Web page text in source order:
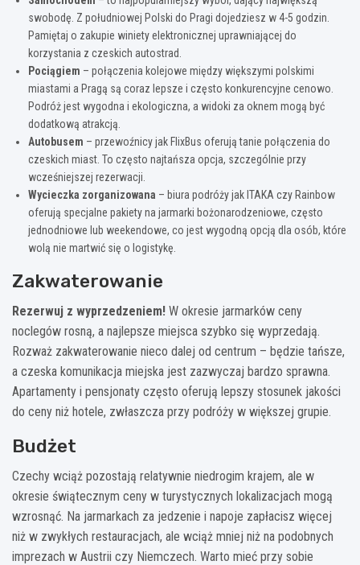
swobodę. Z południowej Polski do Pragi dojedziesz w 4-5 godzin.
Pamiętaj o zakupie winiety elektronicznej uprawniającej do
korzystania z czeskich autostrad.
Pociągiem – połączenia kolejowe między większymi polskimi
miastami a Pragą są coraz lepsze i często konkurencyjne cenowo.
Podróż jest wygodna i ekologiczna, a widoki za oknem mogą być
dodatkową atrakcją.
Autobusem – przewoźnicy jak FlixBus oferują tanie połączenia do
czeskich miast. To często najtańsza opcja, szczególnie przy
wcześniejszej rezerwacji.
Wycieczka zorganizowana – biura podróży jak ITAKA czy Rainbow
oferują specjalne pakiety na jarmarki bożonarodzeniowe, często
jednodniowe lub weekendowe, co jest wygodną opcją dla osób, które
wolą nie martwić się o logistykę.
Zakwaterowanie
Rezerwuj z wyprzedzeniem! W okresie jarmarków ceny
noclegów rosną, a najlepsze miejsca szybko się wyprzedają.
Rozważ zakwaterowanie nieco dalej od centrum – będzie tańsze,
a czeska komunikacja miejska jest zazwyczaj bardzo sprawna.
Apartamenty i pensjonaty często oferują lepszy stosunek jakości
do ceny niż hotele, zwłaszcza przy podróży w większej grupie.
Budżet
Czechy wciąż pozostają relatywnie niedrogim krajem, ale w
okresie świątecznym ceny w turystycznych lokalizacjach mogą
wzrosnąć. Na jarmarkach za jedzenie i napoje zapłacisz więcej
niż w zwykłych restauracjach, ale wciąż mniej niż na podobnych
imprezach w Austrii czy Niemczech. Warto mieć przy sobie